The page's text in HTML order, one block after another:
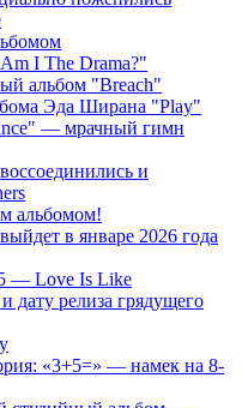
I The Drama?"
альбом "Breach"
Эда Ширана "Play"
— мрачный гимн
и
альбомом!
в январе 2026 года
— Love Is Like
дату релиза грядущего
«3+5=» — намек на 8-